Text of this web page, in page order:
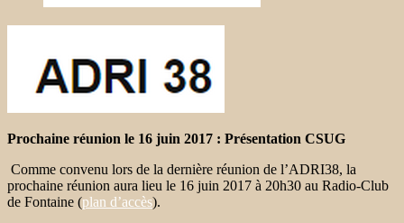
Prochaine réunion le 16 juin 2017 : Présentation CSUG
Comme convenu lors de la dernière réunion de l’ADRI38, la
prochaine réunion aura lieu le 16 juin 2017 à 20h30 au Radio-Club
de Fontaine (plan d’accès).